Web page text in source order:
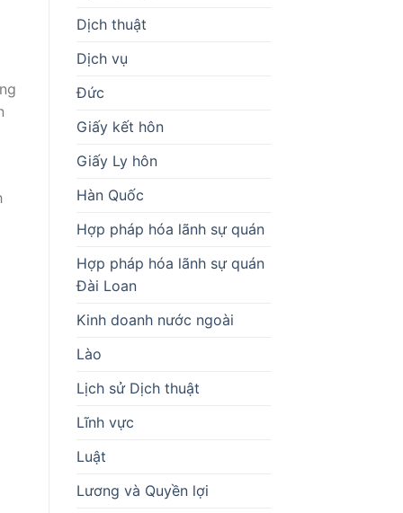
Dịch thuật
Dịch vụ
Đức
Giấy kết hôn
Giấy Ly hôn
Hàn Quốc
Hợp pháp hóa lãnh sự quán
Hợp pháp hóa lãnh sự quán
Đài Loan
Kinh doanh nước ngoài
Lào
Lịch sử Dịch thuật
Lĩnh vực
Luật
Lương và Quyền lợi